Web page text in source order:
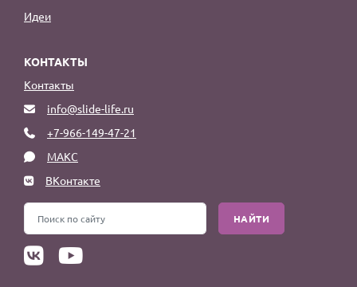
Идеи
КОНТАКТЫ
Контакты
info@slide-life.ru
+7-966-149-47-21
МАКС
ВКонтакте
НАЙТИ